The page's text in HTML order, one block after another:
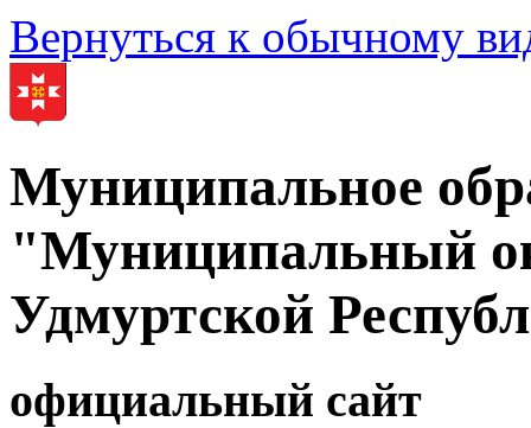
Вернуться к обычному
Муниципальное
"Муниципальный
Удмуртской
официальный сайт